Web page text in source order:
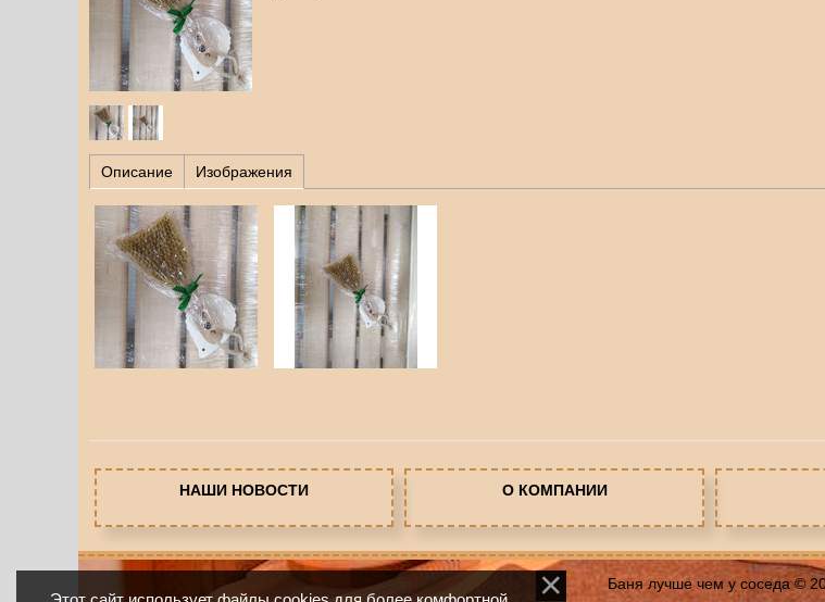
Описание Изображения
НАШИ НОВОСТИ О КОМПАНИИ
Баня лучше чем у соседа ©